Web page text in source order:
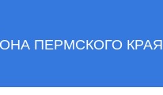
ПЕРМСКОГО КРАЯ